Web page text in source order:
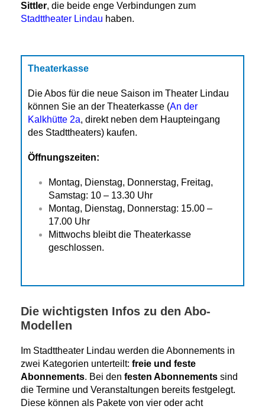
Sittler, die beide enge Verbindungen zum
Stadttheater Lindau haben.
Theaterkasse
Die Abos für die neue Saison im Theater Lindau
können Sie an der Theaterkasse (An der
Kalkhütte 2a, direkt neben dem Haupteingang
des Stadttheaters) kaufen.
Öffnungszeiten:
Montag, Dienstag, Donnerstag, Freitag,
Samstag: 10 – 13.30 Uhr
Montag, Dienstag, Donnerstag: 15.00 –
17.00 Uhr
Mittwochs bleibt die Theaterkasse
geschlossen.
Die wichtigsten Infos zu den Abo-
Modellen
Im Stadttheater Lindau werden die Abonnements in
zwei Kategorien unterteilt: freie und feste
Abonnements. Bei den festen Abonnements sind
die Termine und Veranstaltungen bereits festgelegt.
Diese können als Pakete von vier oder acht